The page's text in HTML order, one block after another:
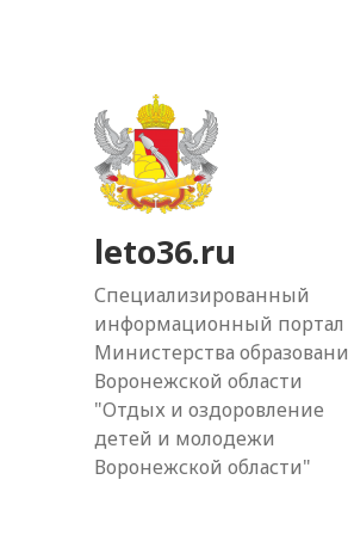
leto36.ru
Специализированный
информационный портал
Министерства
Воронежской области
"Отдых и оздоровление
детей и молодежи
Воронежской области"